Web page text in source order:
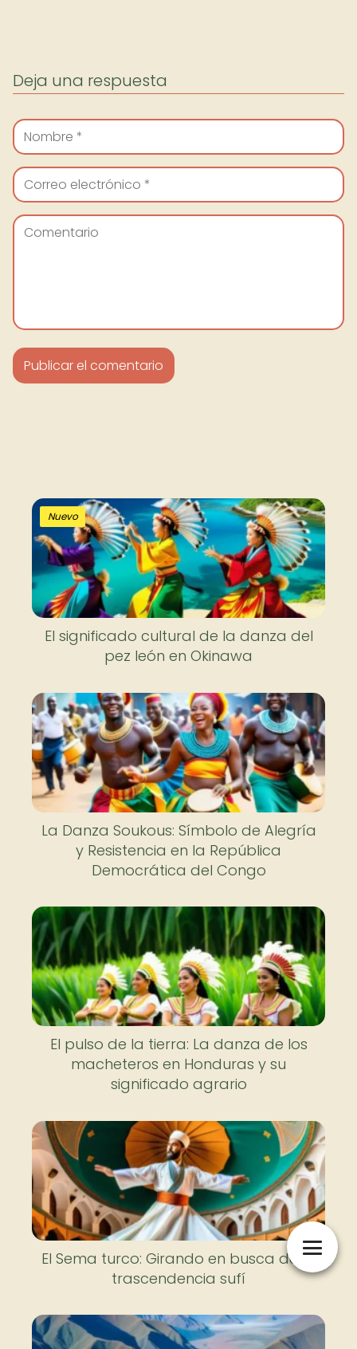
Deja una respuesta
Nuevo
El significado cultural de la danza del
pez león en Okinawa
La Danza Soukous: Símbolo de Alegría
y Resistencia en la República
Democrática del Congo
El pulso de la tierra: La danza de los
macheteros en Honduras y su
significado agrario
El Sema turco: Girando en busca de la
trascendencia sufí